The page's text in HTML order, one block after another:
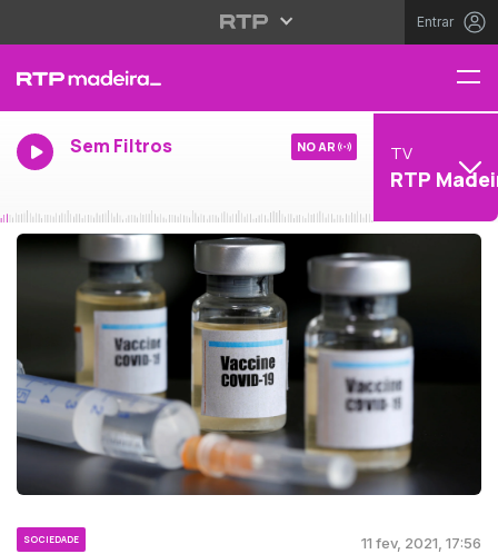
Entrar
Sem Filtros NO AR TV
RTP
SOCIEDADE 11 fev, 2021, 17:56